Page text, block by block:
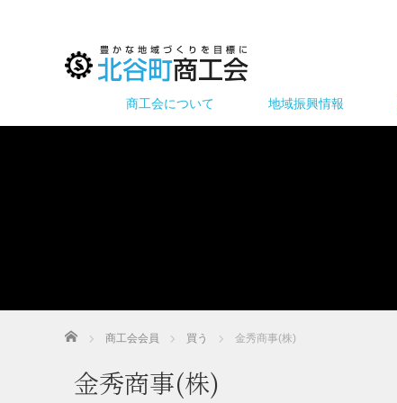
商工会について 地域振興情報
ホーム 商工会会員 買う 金秀商事(株)
金秀商事(株)